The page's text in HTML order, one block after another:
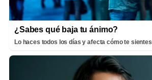
¿Sabes qué baja tu ánimo?
Lo haces todos los días y afecta cómo te sientes